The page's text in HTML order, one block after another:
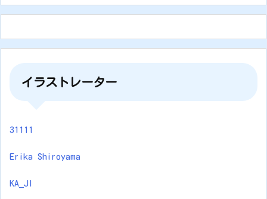
イラストレーター
31111
Erika Shiroyama
KA_JI